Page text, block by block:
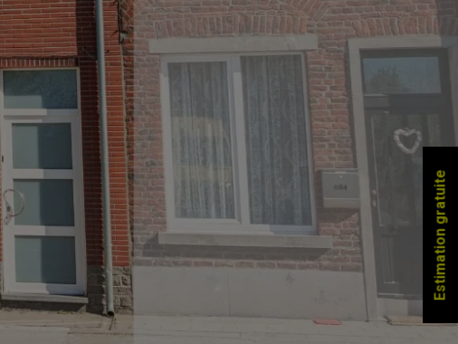
Estimation gratuite